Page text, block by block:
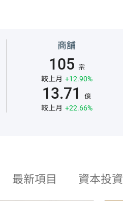
商舖
105 宗
較上月 +12.90%
13.71 億
較上月 +22.66%
最新項目 資本投資